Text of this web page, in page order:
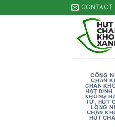
to
CONTACT
CÔNG
CHÂN
CHÂN
HẠT DINH
KHÔNG
TỬ , HÚT
LONG
CHÂN
HÚT